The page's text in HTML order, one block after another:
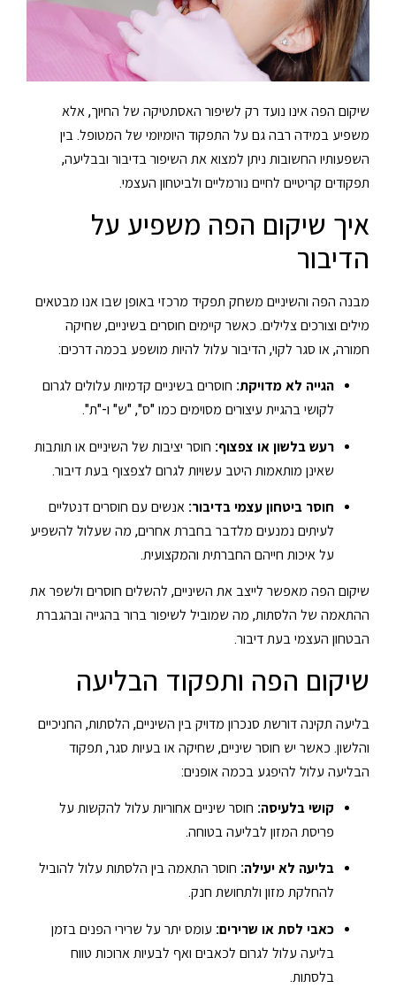
שיקום הפה אינו נועד רק לשיפור האסתטיקה של החיוך, אלא
משפיע במידה רבה גם על התפקוד היומיומי של המטופל. בין
השפעותיו החשובות ניתן למצוא את השיפור בדיבור ובבליעה,
תפקודים קריטיים לחיים נורמליים ולביטחון העצמי.
איך שיקום הפה משפיע על
הדיבור
מבנה הפה והשיניים משחק תפקיד מרכזי באופן שבו אנו מבטאים
מילים וצורכים צלילים. כאשר קיימים חוסרים בשיניים, שחיקה
חמורה, או סגר לקוי, הדיבור עלול להיות מושפע בכמה דרכים:
הגייה לא מדויקת: חוסרים בשיניים קדמיות עלולים לגרום
לקושי בהגיית עיצורים מסוימים כמו "ס", "ש" ו-"ת".
רעש בלשון או צפצוף: חוסר יציבות של השיניים או תותבות
שאינן מותאמות היטב עשויות לגרום לצפצוף בעת דיבור.
חוסר ביטחון עצמי בדיבור: אנשים עם חוסרים דנטליים
לעיתים נמנעים מלדבר בחברת אחרים, מה שעלול להשפיע
על איכות חייהם החברתית והמקצועית.
שיקום הפה מאפשר לייצב את השיניים, להשלים חוסרים ולשפר את
ההתאמה של הלסתות, מה שמוביל לשיפור ברור בהגייה ובהגברת
הבטחון העצמי בעת דיבור.
שיקום הפה ותפקוד הבליעה
בליעה תקינה דורשת סנכרון מדויק בין השיניים, הלסתות, החניכיים
והלשון. כאשר יש חוסר שיניים, שחיקה או בעיות סגר, תפקוד
הבליעה עלול להיפגע בכמה אופנים:
קושי בלעיסה: חוסר שיניים אחוריות עלול להקשות על
פריסת המזון לבליעה בטוחה.
בליעה לא יעילה: חוסר התאמה בין הלסתות עלול להוביל
להחלקת מזון ולתחושת חנק.
כאבי לסת או שרירים: עומס יתר על שרירי הפנים בזמן
בליעה עלול לגרום לכאבים ואף לבעיות ארוכות טווח
בלסתות.